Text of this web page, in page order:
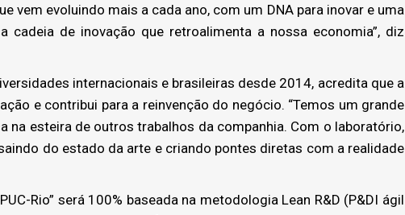
vem evoluindo mais a cada ano, com um DNA para inovar e uma
cadeia de inovação que retroalimenta a nossa economia”, diz
internacionais e brasileiras desde 2014, acredita que a
e contribui para a reinvenção do negócio. “Temos um grande
na esteira de outros trabalhos da companhia. Com o laboratório,
do estado da arte e criando pontes diretas com a realidade
Rio” será 100% baseada na metodologia Lean R&D (P&DI ágil